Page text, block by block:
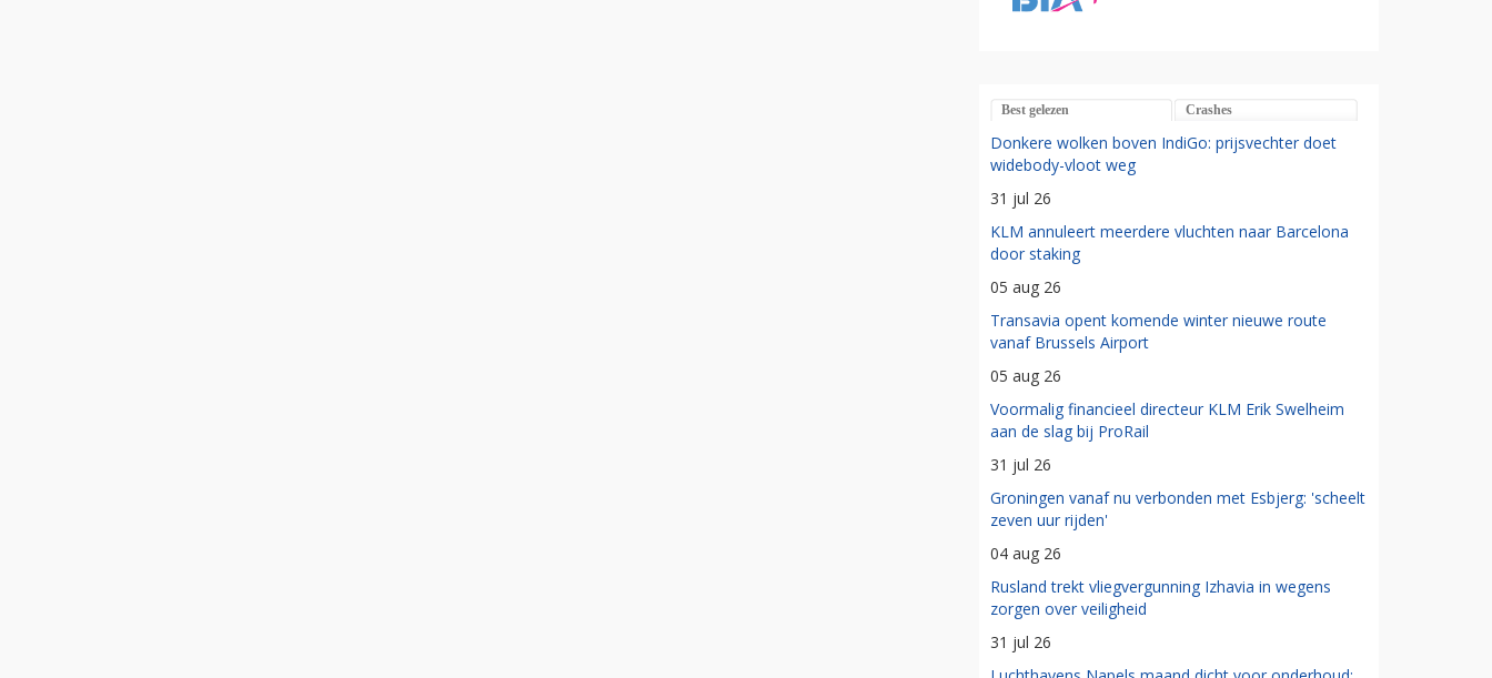
Best gelezen Crashes
Donkere wolken boven IndiGo: prijsvechter doet
widebody-vloot weg
31 jul 26
KLM annuleert meerdere vluchten naar Barcelona
door staking
05 aug 26
Transavia opent komende winter nieuwe route
vanaf Brussels Airport
05 aug 26
Voormalig financieel directeur KLM Erik Swelheim
aan de slag bij ProRail
31 jul 26
Groningen vanaf nu verbonden met Esbjerg: 'scheelt
zeven uur rijden'
04 aug 26
Rusland trekt vliegvergunning Izhavia in wegens
zorgen over veiligheid
31 jul 26